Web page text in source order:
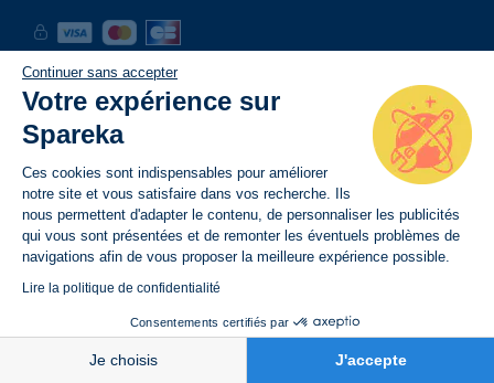
Continuer sans accepter
Votre expérience sur
Spareka
Ces cookies sont indispensables pour améliorer
notre site et vous satisfaire dans vos recherche. Ils
nous permettent d'adapter le contenu, de personnaliser les publicités
qui vous sont présentées et de remonter les éventuels problèmes de
navigations afin de vous proposer la meilleure expérience possible.
Lire la politique de confidentialité
Consentements certifiés par
Je choisis J'accepte
BESOIN D’AIDE